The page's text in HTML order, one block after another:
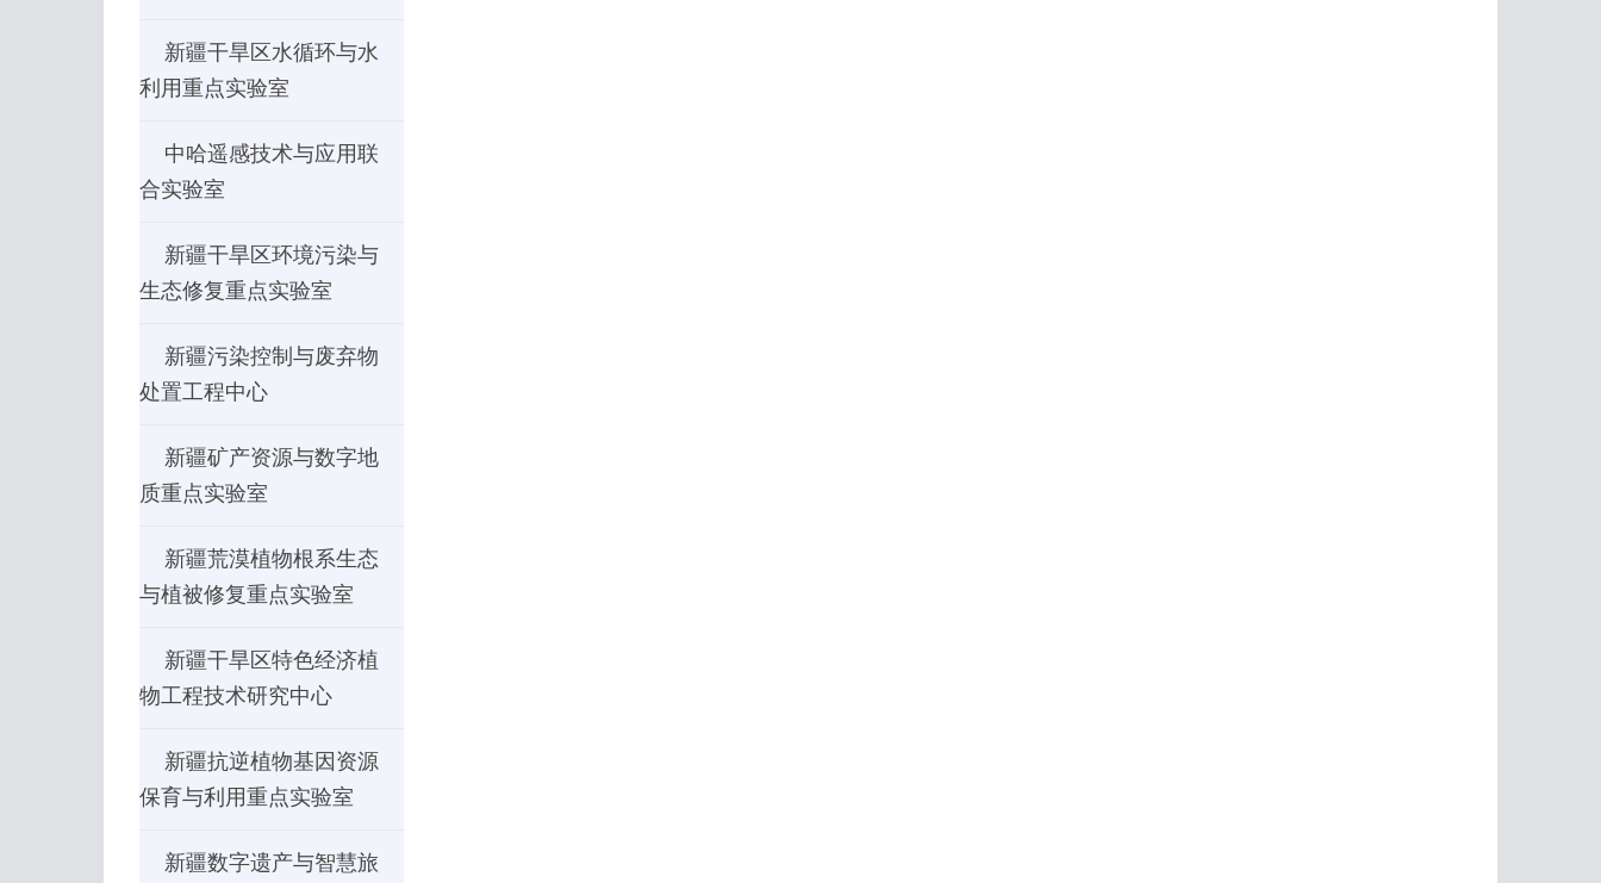
新疆干旱区水循环与水
利用重点实验室
中哈遥感技术与应用联
合实验室
新疆干旱区环境污染与
生态修复重点实验室
新疆污染控制与废弃物
处置工程中心
新疆矿产资源与数字地
质重点实验室
新疆荒漠植物根系生态
与植被修复重点实验室
新疆干旱区特色经济植
物工程技术研究中心
新疆抗逆植物基因资源
保育与利用重点实验室
新疆数字遗产与智慧旅